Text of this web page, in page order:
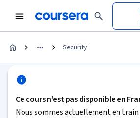
Security
Ce cours n'est pas disponible en
Nous sommes actuellement en train